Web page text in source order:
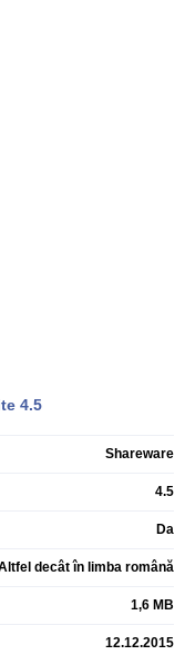
4.5
Shareware
4.5
Da
decât în limba română
1,6 MB
12.12.2015